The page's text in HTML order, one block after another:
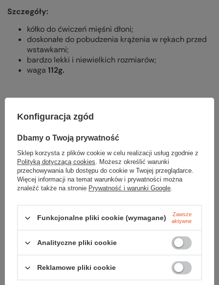
Szczegóły:
kółko do ćwiczeń mięśni dłoni;
doskonałe do pobudzenia krążenia w rękach przed
wstawkami;
bardzo lekki i niewielkich rozmiarów;
waga 112g.
Parametry
Marka Black Diamond
Kod EAN
793661009900
Konfiguracja zgód
Dbamy o Twoją prywatność
Sklep korzysta z plików cookie w celu realizacji usług zgodnie z
Polityką dotyczącą cookies. Możesz określić warunki
przechowywania lub dostępu do cookie w Twojej przeglądarce.
Więcej informacji na temat warunków i prywatności można
znaleźć także na stronie Prywatność i warunki Google.
Funkcjonalne pliki cookie (wymagane)
Zawsze
aktywne
Analityczne pliki cookie
Reklamowe pliki cookie